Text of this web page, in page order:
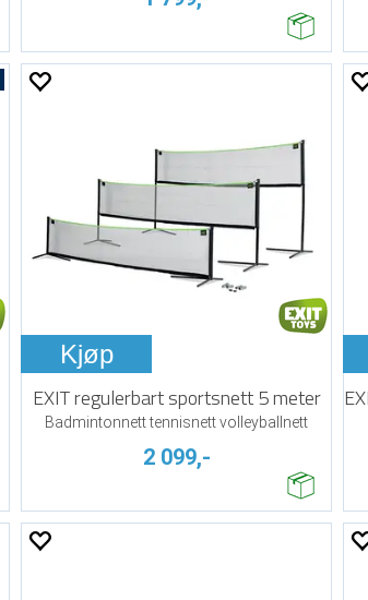
Kjøp
EXIT regulerbart sportsnett 5 meter
Badmintonnett tennisnett volleyballnett
2 099,-